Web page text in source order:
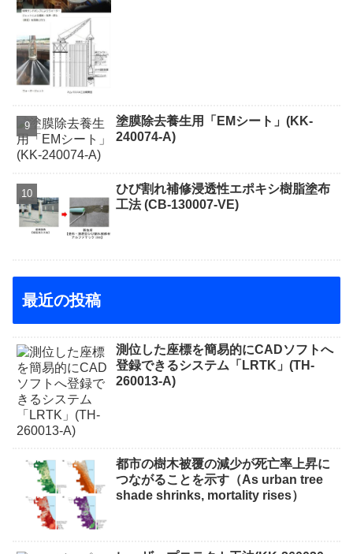
塗膜除去養生用「EMシート」(KK-
240074-A)
ひび割れ補修浸透性エポキシ樹脂塗布
工法 (CB-130007-VE)
最近の投稿
測位した座標を簡易的にCADソフトへ
登録できるシステム「LRTK」(TH-
260013-A)
都市の樹木被覆の減少が死亡率上昇に
つながることを示す（As urban tree
shade shrinks, mortality rises）